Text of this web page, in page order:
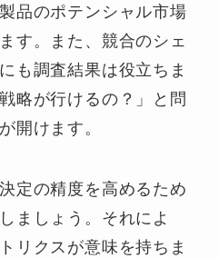
品のポテンシャル市場
す。また、競合のシェ
も調査結果は役立ちま
略が行けるの？」と問
開けます。
定の精度を高めるため
ましょう。それによ
リクスが意味を持ちま